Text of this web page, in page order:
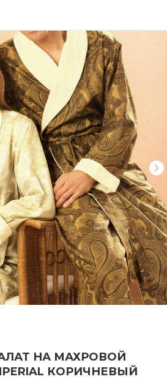
НА МАХРОВОЙ
КОРИЧНЕВЫЙ